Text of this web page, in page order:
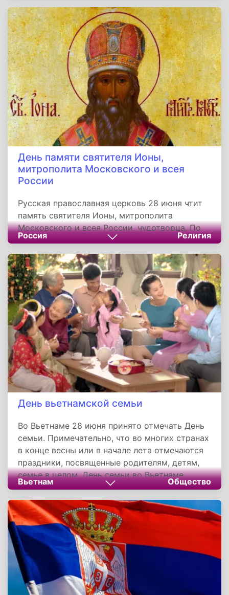
песнопения, прославляющие память
празднуемых в этот день святых. На великой
вечерне читаются особые фрагменты из
Ветхого Завета.
День памяти святителя Ионы,
митрополита Московского и всея
России
Русская православная церковь 28 июня чтит
память святителя Ионы, митрополита
Московского и всея России, чудотворца. По
старому стилю эта дата приходится на 15
июня. Святой родился в городе Галиче в
благочестивой христианской семье. Отца
будущего святителя звали Феодором. В
двенадцатилетнем возрасте юноша принял
постриг в одном из галичских монастырей,
откуда перешел в московский Симонов
монастырь, где много лет исполнял различные
послушания.
Россия Религия
День вьетнамской семьи
Во Вьетнаме 28 июня принято отмечать День
семьи. Примечательно, что во многих странах
в конце весны или в начале лета отмечаются
праздники, посвященные родителям, детям,
семье в целом. День семьи во Вьетнаме,
также известный как День вьетнамской
семьи, не является официальным
государственным праздником, которому
соответствует выходной день, но отмечается
достаточно широко.
Вьетнам Общество